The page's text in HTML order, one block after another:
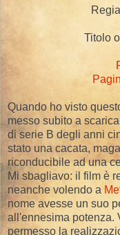
Titolo
Quando ho visto
messo subito a
di serie B degli anni
stato una cacata,
riconducibile ad una
Mi sbagliavo: il film è
neanche volendo a
nome avesse un suo
all'ennesima potenza.
permesso la